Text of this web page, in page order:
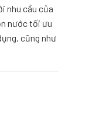
nhu cầu của
nước tối ưu
cũng như